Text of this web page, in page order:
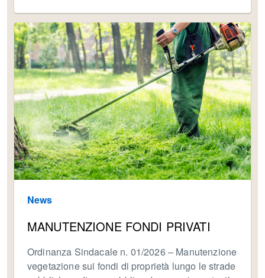
News
MANUTENZIONE FONDI PRIVATI
Ordinanza Sindacale n. 01/2026 – Manutenzione
vegetazione sui fondi di proprietà lungo le strade